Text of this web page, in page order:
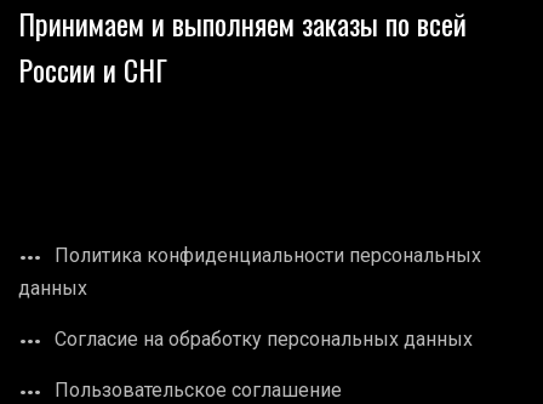
Принимаем и выполняем заказы по всей
России и СНГ
Политика конфиденциальности персональных
данных
Согласие на обработку персональных данных
Пользовательское соглашение